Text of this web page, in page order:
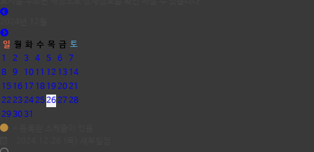
일 월 화 수 목 금 토
1
2 3 4 5 6
7
8
9 10 11 12 13 14
15 16 17 18 192021
222324252627 28
293031